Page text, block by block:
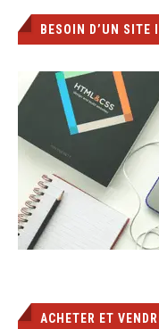
BESOIN D’UN SITE
ACHETER ET